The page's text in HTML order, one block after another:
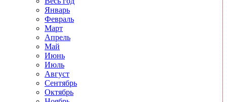
Январь
Февраль
Март
Апрель
Май
Июнь
Июль
Август
Сентябрь
Октябрь